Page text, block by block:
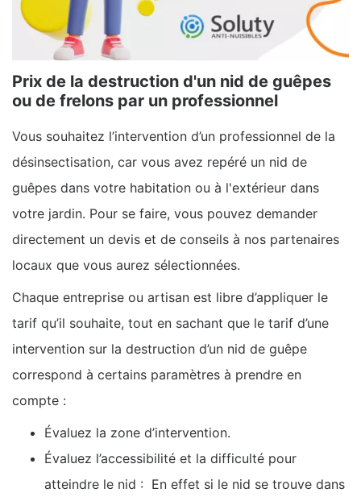
Prix de la destruction d'un nid de guêpes
ou de frelons par un professionnel
Vous souhaitez l’intervention d’un professionnel de la
désinsectisation, car vous avez repéré un nid de
guêpes dans votre habitation ou à l'extérieur dans
votre jardin. Pour se faire, vous pouvez demander
directement un devis et de conseils à nos partenaires
locaux que vous aurez sélectionnées.
Chaque entreprise ou artisan est libre d’appliquer le
tarif qu’il souhaite, tout en sachant que le tarif d’une
intervention sur la destruction d’un nid de guêpe
correspond à certains paramètres à prendre en
compte :
Évaluez la zone d’intervention.
Évaluez l’accessibilité et la difficulté pour
atteindre le nid : En effet si le nid se trouve dans